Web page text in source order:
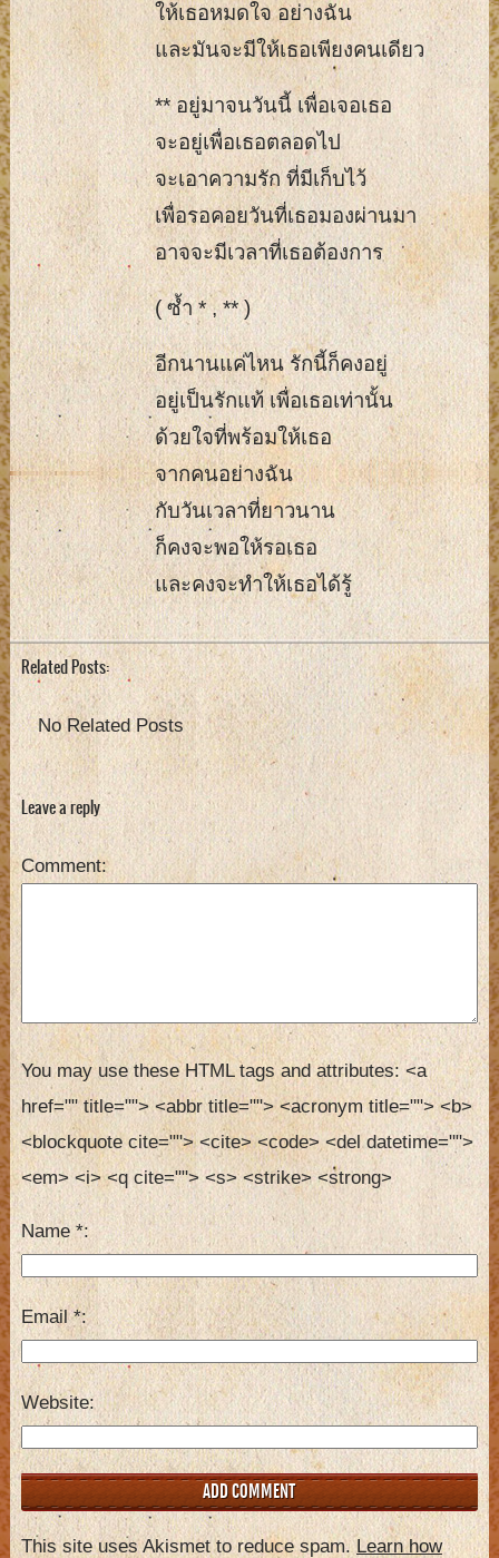
ให้เธอหมดใจ อย่างฉัน
และมันจะมีให้เธอเพียงคนเดียว
** อยู่มาจนวันนี้ เพื่อเจอเธอ
จะอยู่เพื่อเธอตลอดไป
จะเอาความรัก ที่มีเก็บไว้
เพื่อรอคอยวันที่เธอมองผ่านมา
อาจจะมีเวลาที่เธอต้องการ
( ซ้ำ * , ** )
อีกนานแค่ไหน รักนี้ก็คงอยู่
อยู่เป็นรักแท้ เพื่อเธอเท่านั้น
ด้วยใจที่พร้อมให้เธอ
จากคนอย่างฉัน
กับวันเวลาที่ยาวนาน
ก็คงจะพอให้รอเธอ
และคงจะทำให้เธอได้รู้
Related Posts:
No Related Posts
Leave a reply
Comment
You may use these HTML tags and attributes: <a
href="" title=""> <abbr title=""> <acronym title=""> <b>
<blockquote cite=""> <cite> <code> <del datetime="">
<em> <i> <q cite=""> <s> <strike> <strong>
Name *
Email*
Website
This site uses Akismet to reduce spam.Learn how